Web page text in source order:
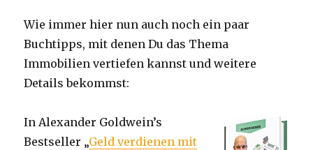
Wie immer hier nun auch noch ein paar
Buchtipps, mit denen Du das Thema
Immobilien vertiefen kannst und weitere
Details bekommst:
In Alexander Goldwein’s
Bestseller „Geld verdienen mit